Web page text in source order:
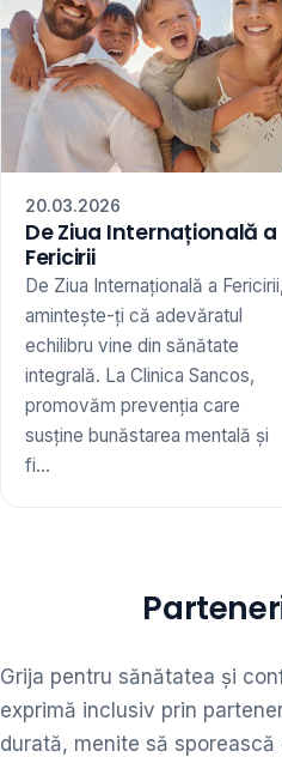
20.03.2026
De Ziua Internațională a
Fericirii
De Ziua Internațională a Fericirii,
amintește-ți că adevăratul
echilibru vine din sănătate
integrală. La Clinica Sancos,
promovăm prevenția care
susține bunăstarea mentală și
fi...
Grija pentru sănătatea și
exprimă inclusiv prin
durată, menite să